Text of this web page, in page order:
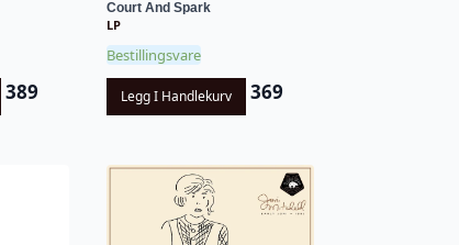
389
Court And Spark
LP
Bestillingsvare
Legg I Handlekurv 369